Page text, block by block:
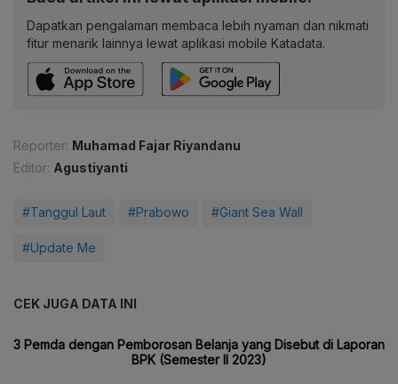
Dapatkan pengalaman membaca lebih nyaman dan nikmati
fitur menarik lainnya lewat aplikasi mobile Katadata.
Reporter: Muhamad Fajar Riyandanu
Editor: Agustiyanti
#Tanggul Laut #Prabowo #Giant Sea Wall
#Update Me
CEK JUGA DATA INI